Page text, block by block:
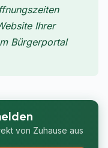
Ihrer
Bürgerportal
von Zuhause aus